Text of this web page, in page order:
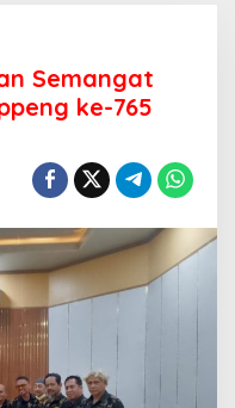
Semangat
ke-765